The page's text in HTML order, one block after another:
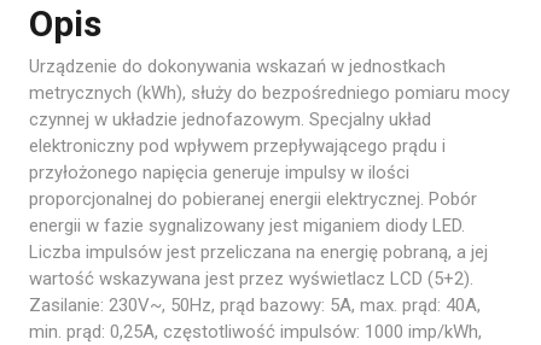
Opis
Urządzenie do dokonywania wskazań w jednostkach
metrycznych (kWh), służy do bezpośredniego pomiaru mocy
czynnej w układzie jednofazowym. Specjalny układ
elektroniczny pod wpływem przepływającego prądu i
przyłożonego napięcia generuje impulsy w ilości
proporcjonalnej do pobieranej energii elektrycznej. Pobór
energii w fazie sygnalizowany jest miganiem diody LED.
Liczba impulsów jest przeliczana na energię pobraną, a jej
wartość wskazywana jest przez wyświetlacz LCD (5+2).
Zasilanie: 230V~, 50Hz, prąd bazowy: 5A, max. prąd: 40A,
min. prąd: 0,25A, częstotliwość impulsów: 1000 imp/kWh,